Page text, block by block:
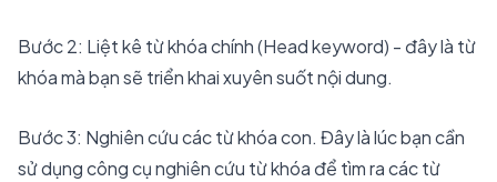
Bước 2: Liệt kê từ khóa chính (Head keyword) - đây là từ
khóa mà bạn sẽ triển khai xuyên suốt nội dung.
Bước 3: Nghiên cứu các từ khóa con. Đây là lúc bạn cần
sử dụng công cụ nghiên cứu từ khóa để tìm ra các từ